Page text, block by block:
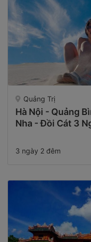
Quảng Trị
Hà Nội - Quảng
Nha - Đồi Cát 3
3 ngày 2 đêm